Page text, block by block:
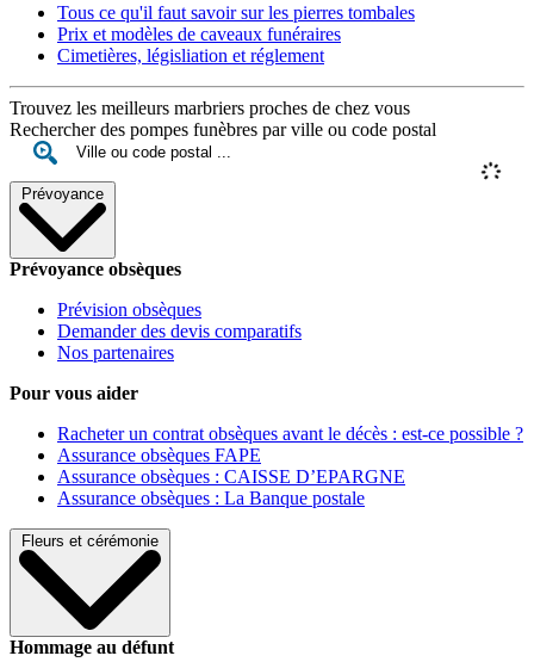
Tous ce qu'il faut savoir sur les pierres tombales
Prix et modèles de caveaux funéraires
Cimetières, législiation et réglement
Trouvez les meilleurs marbriers proches de chez vous
Rechercher des pompes funèbres par ville ou code postal
Prévoyance
Prévoyance obsèques
Prévision obsèques
Demander des devis comparatifs
Nos partenaires
Pour vous aider
Racheter un contrat obsèques avant le décès : est-ce possible ?
Assurance obsèques FAPE
Assurance obsèques : CAISSE D’EPARGNE
Assurance obsèques : La Banque postale
Fleurs et cérémonie
Hommage au défunt